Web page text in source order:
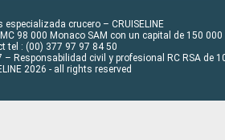
especializada crucero – CRUISELINE
98 000 Monaco SAM con un capital de 150 000
tel : (00) 377 97 97 84 50
Responsabilidad civil y profesional RC RSA de
2026 - all rights reserved